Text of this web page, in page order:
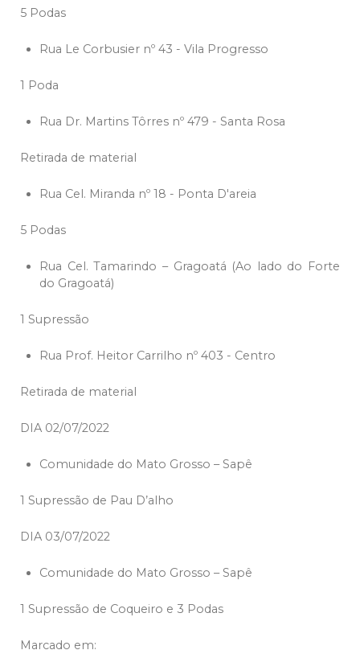
5 Podas
Rua Le Corbusier nº 43 - Vila Progresso
1 Poda
Rua Dr. Martins Tôrres nº 479 - Santa Rosa
Retirada de material
Rua Cel. Miranda nº 18 - Ponta D'areia
5 Podas
Rua Cel. Tamarindo – Gragoatá (Ao lado do Forte
do Gragoatá)
1 Supressão
Rua Prof. Heitor Carrilho nº 403 - Centro
Retirada de material
DIA 02/07/2022
Comunidade do Mato Grosso – Sapê
1 Supressão de Pau D’alho
DIA 03/07/2022
Comunidade do Mato Grosso – Sapê
1 Supressão de Coqueiro e 3 Podas
Marcado em: